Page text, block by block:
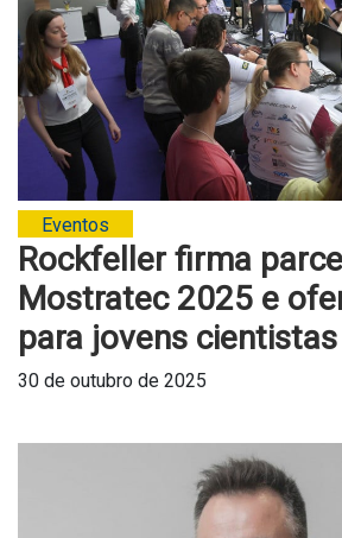
Eventos
Rockfeller firma
Mostratec 2025 e
para jovens cientistas
30 de outubro de 2025